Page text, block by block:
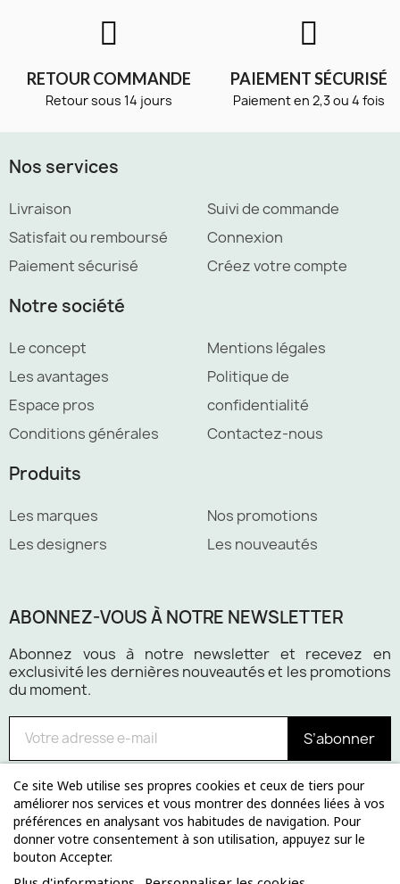
RETOUR COMMANDE
Retour sous 14 jours
PAIEMENT SÉCURISÉ
Paiement en 2,3 ou 4 fois
Nos services
Livraison
Satisfait ou remboursé
Paiement sécurisé
Suivi de commande
Connexion
Créez votre compte
Notre société
Le concept
Les avantages
Espace pros
Conditions générales
Mentions légales
Politique de
confidentialité
Contactez-nous
Produits
Les marques
Les designers
Nos promotions
Les nouveautés
ABONNEZ-VOUS À NOTRE NEWSLETTER
Abonnez vous à notre newsletter et recevez en
exclusivité les dernières nouveautés et les promotions
du moment.
S’abonner
Paiement 100% sécurisé
Ce site Web utilise ses propres cookies et ceux de tiers pour
améliorer nos services et vous montrer des données liées à vos
préférences en analysant vos habitudes de navigation. Pour
donner votre consentement à son utilisation, appuyez sur le
bouton Accepter.